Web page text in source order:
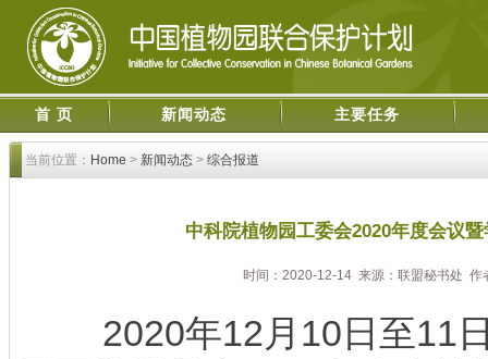
首 页 新闻动态 主要任务
当前位置： Home > 新闻动态 > 综合报道
中科院植物园工委会2020年度会议
时间：2020-12-14 来源：联盟秘书处 作
2020年12月10日至11日